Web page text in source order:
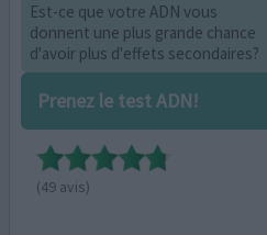
Est-ce que votre ADN vous
donnent une plus grande chance
d'avoir plus d'effets secondaires?
Prenez le test ADN!
(49 avis)